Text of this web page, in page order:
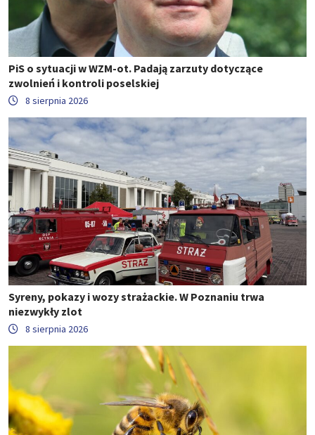
PiS o sytuacji w WZM-ot. Padają zarzuty dotyczące
zwolnień i kontroli poselskiej
8 sierpnia 2026
Syreny, pokazy i wozy strażackie. W Poznaniu trwa
niezwykły zlot
8 sierpnia 2026